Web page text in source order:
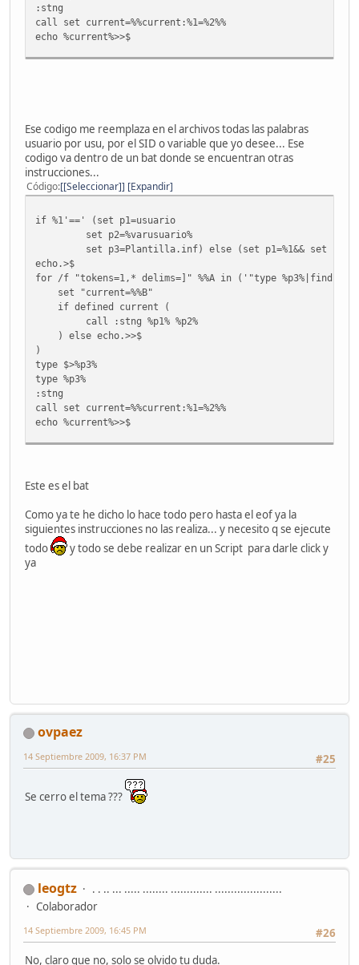
:stng
call set current=%%current:%1=%2%%
echo %current%>>$
Ese codigo me reemplaza en el archivos todas las palabras
usuario por usu, por el SID o variable que yo desee... Ese
codigo va dentro de un bat donde se encuentran otras
instrucciones...
Código [Seleccionar] Expandir
if %1'==' (set p1=usuario
set p2=%varusuario%
set p3=Plantilla.inf) else (set p1=%1&& set
echo.>$
for /f "tokens=1,* delims=]" %%A in ('"type %p3%|find /
set "current=%%B"
if defined current (
call :stng %p1% %p2%
) else echo.>>$
)
type $>%p3%
type %p3%
:stng
call set current=%%current:%1=%2%%
echo %current%>>$
secedit /configure /cfg plantilla.inf /db secsetup.sdb /
:: ------- Firewall-----
netsh.exe firewall set service type=REMOTEADMIN
netsh.exe firewall show state
echo Configure los permisos del WMI con el usuario
Este es el bat
Como ya te he dicho lo hace todo pero hasta el eof ya la
siguientes instrucciones no las realiza... y necesito q se ejecute
todo
y todo se debe realizar en un Script para darle click y
ya
ovpaez
#25
14 Septiembre 2009, 16:37 PM
Se cerro el tema ???
leogtz
. . .. ... ..... ........ ............. .....................
Colaborador
#26
14 Septiembre 2009, 16:45 PM
No, claro que no, solo se olvido tu duda.